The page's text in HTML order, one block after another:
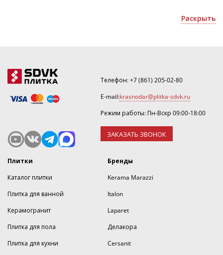
Раскрыть
Телефон:+7 (861) 205-02-80
E-mail:krasnodar@plitka-sdvk.ru
Режим работы: Пн-Вскр 09:00-18:00
ЗАКАЗАТЬ ЗВОНОК
Плитки
Каталог плитки
Плитка для ванной
Керамогранит
Плитка для пола
Плитка для кухни
Бренды
Kerama Marazzi
Italon
Laparet
Делакора
Cersanit